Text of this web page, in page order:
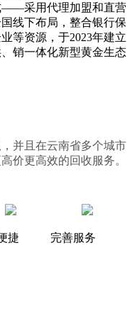
——采用代理加盟和直营
线下布局，整合银行保
等资源，于2023年建立
销一体化新型黄金生态
并且在云南省多个城市
价更高效的回收服务。
捷 完善服务